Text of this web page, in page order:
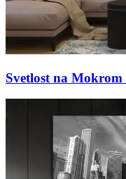
Svetlost na